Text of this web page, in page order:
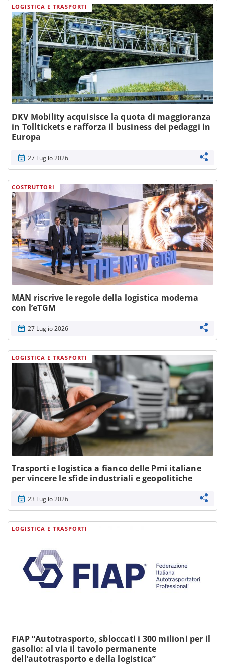
LOGISTICA E TRASPORTI
DKV Mobility acquisisce la quota di maggioranza
in Tolltickets e rafforza il business dei pedaggi in
Europa
calendar_month 27 Luglio 2026
COSTRUTTORI
MAN riscrive le regole della logistica moderna
con l’eTGM
calendar_month 27 Luglio 2026
LOGISTICA E TRASPORTI
Trasporti e logistica a fianco delle Pmi italiane
per vincere le sfide industriali e geopolitiche
calendar_month 23 Luglio 2026
LOGISTICA E TRASPORTI
FIAP “Autotrasporto, sbloccati i 300 milioni per il
gasolio: al via il tavolo permanente
dell’autotrasporto e della logistica”